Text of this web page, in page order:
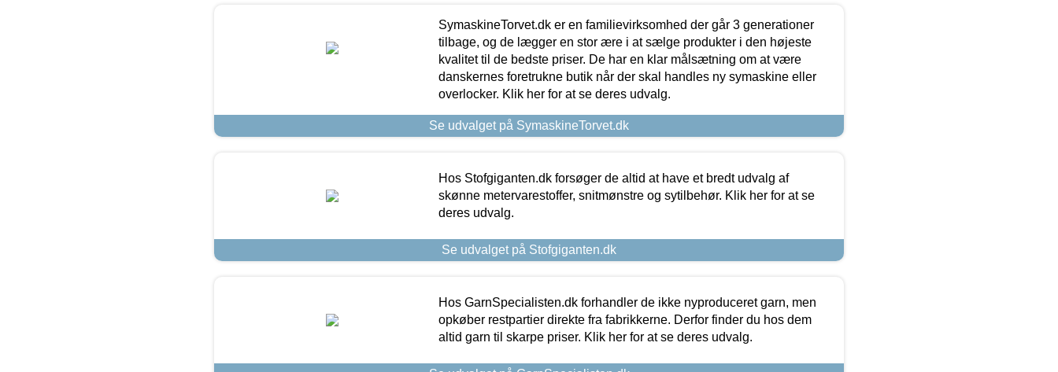
SymaskineTorvet.dk er en familievirksomhed der går 3 generationer
tilbage, og de lægger en stor ære i at sælge produkter i den højeste
kvalitet til de bedste priser. De har en klar målsætning om at være
danskernes foretrukne butik når der skal handles ny symaskine eller
overlocker. Klik her for at se deres udvalg.
Se udvalget på SymaskineTorvet.dk
Hos Stofgiganten.dk forsøger de altid at have et bredt udvalg af
skønne metervarestoffer, snitmønstre og sytilbehør. Klik her for at se
deres udvalg.
Se udvalget på Stofgiganten.dk
Hos GarnSpecialisten.dk forhandler de ikke nyproduceret garn, men
opkøber restpartier direkte fra fabrikkerne. Derfor finder du hos dem
altid garn til skarpe priser. Klik her for at se deres udvalg.